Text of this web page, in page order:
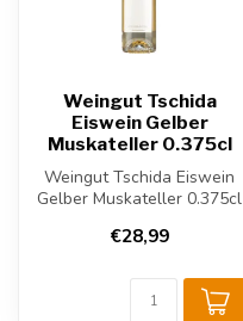
Weingut Tschida
Eiswein Gelber
Muskateller 0.375cl
Weingut Tschida Eiswein
Gelber Muskateller 0.375cl
G...
€28,99